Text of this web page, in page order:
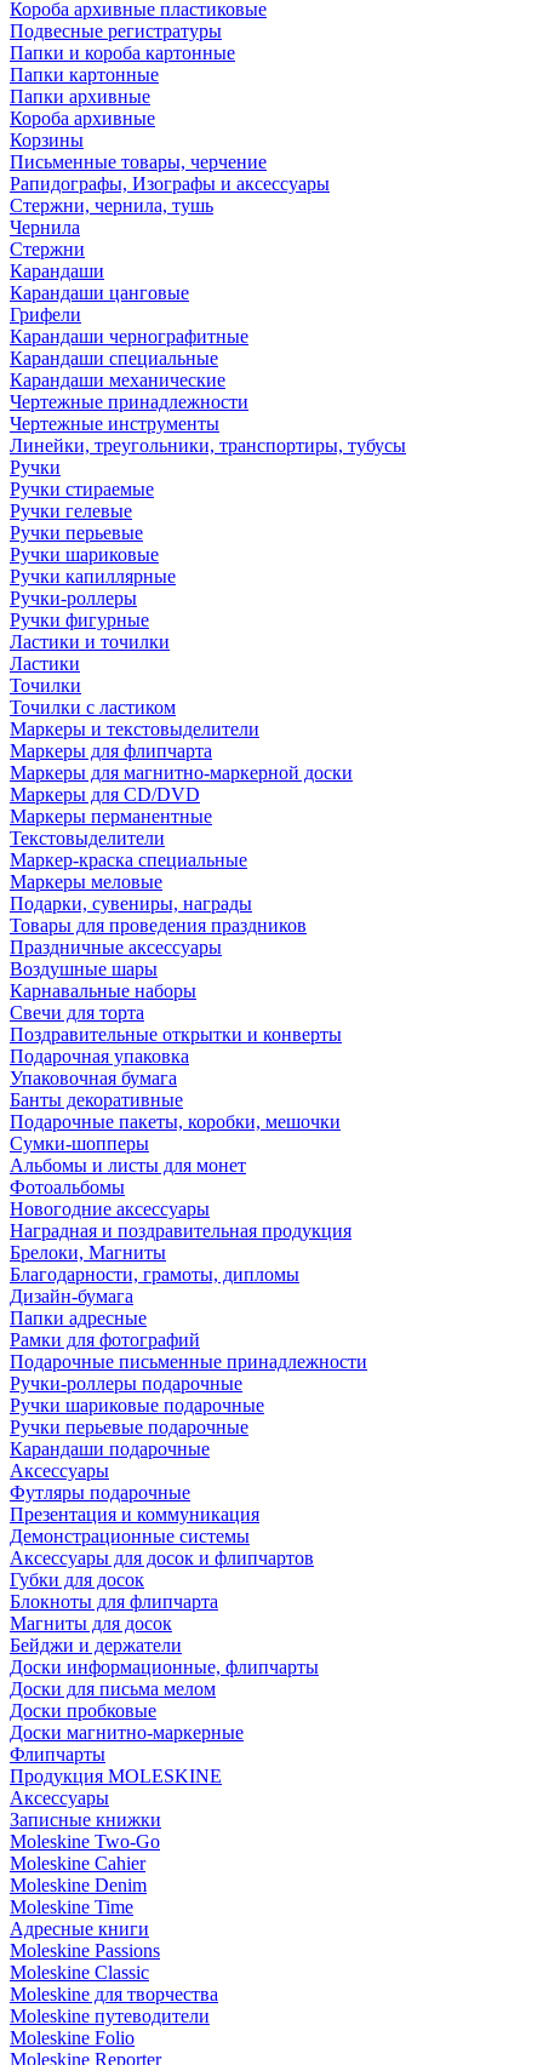
Короба архивные пластиковые
Подвесные регистратуры
Папки и короба картонные
Папки картонные
Папки архивные
Короба архивные
Корзины
Письменные товары, черчение
Рапидографы, Изографы и аксессуары
Стержни, чернила, тушь
Чернила
Стержни
Карандаши
Карандаши цанговые
Грифели
Карандаши чернографитные
Карандаши специальные
Карандаши механические
Чертежные принадлежности
Чертежные инструменты
Линейки, треугольники, транспортиры, тубусы
Ручки
Ручки стираемые
Ручки гелевые
Ручки перьевые
Ручки шариковые
Ручки капиллярные
Ручки-роллеры
Ручки фигурные
Ластики и точилки
Ластики
Точилки
Точилки с ластиком
Маркеры и текстовыделители
Маркеры для флипчарта
Маркеры для магнитно-маркерной доски
Маркеры для CD/DVD
Маркеры перманентные
Текстовыделители
Маркер-краска специальные
Маркеры меловые
Подарки, сувениры, награды
Товары для проведения праздников
Праздничные аксессуары
Воздушные шары
Карнавальные наборы
Свечи для торта
Поздравительные открытки и конверты
Подарочная упаковка
Упаковочная бумага
Банты декоративные
Подарочные пакеты, коробки, мешочки
Сумки-шопперы
Альбомы и листы для монет
Фотоальбомы
Новогодние аксессуары
Наградная и поздравительная продукция
Брелоки, Магниты
Благодарности, грамоты, дипломы
Дизайн-бумага
Папки адресные
Рамки для фотографий
Подарочные письменные принадлежности
Ручки-роллеры подарочные
Ручки шариковые подарочные
Ручки перьевые подарочные
Карандаши подарочные
Аксессуары
Футляры подарочные
Презентация и коммуникация
Демонстрационные системы
Аксессуары для досок и флипчартов
Губки для досок
Блокноты для флипчарта
Магниты для досок
Бейджи и держатели
Доски информационные, флипчарты
Доски для письма мелом
Доски пробковые
Доски магнитно-маркерные
Флипчарты
Продукция MOLESKINE
Аксессуары
Записные книжки
Moleskine Two-Go
Moleskine Cahier
Moleskine Denim
Moleskine Time
Адресные книги
Moleskine Passions
Moleskine Classic
Moleskine для творчества
Moleskine путеводители
Moleskine Folio
Moleskine Reporter